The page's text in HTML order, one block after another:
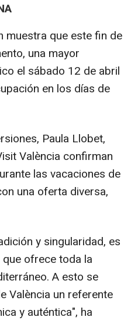
muestra que este fin de
una mayor
el sábado 12 de abril
en los días de
Paula Llobet,
València confirman
las vacaciones de
una oferta diversa,
y singularidad, es
ofrece toda la
A esto se
València un referente
y auténtica", ha